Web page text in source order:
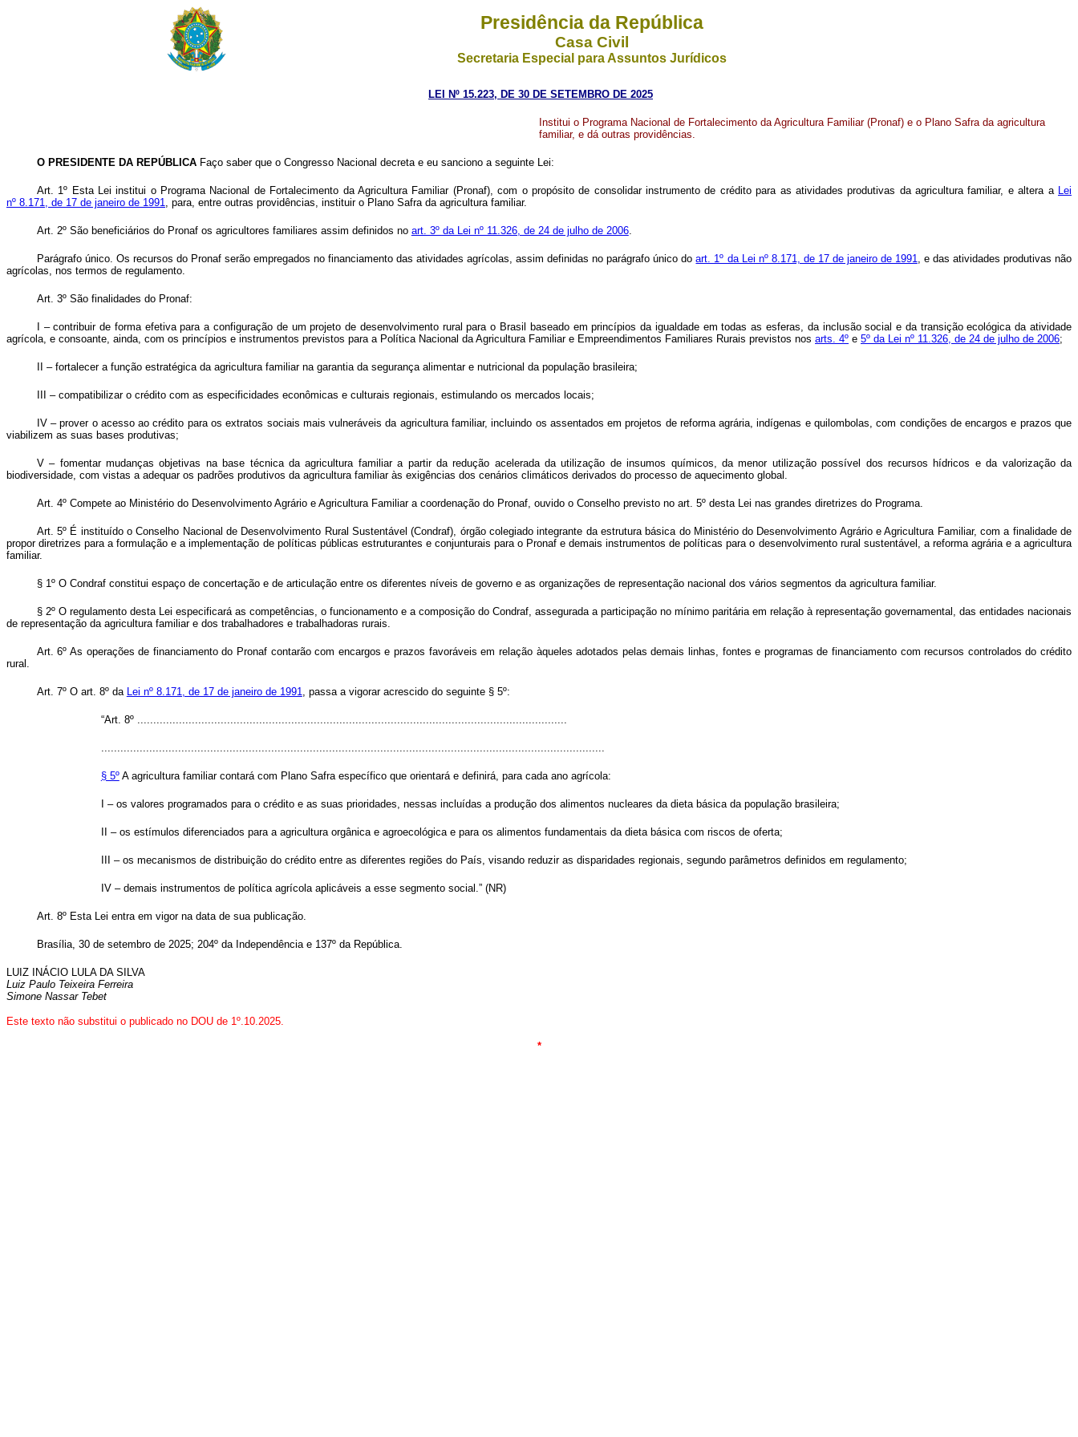
Presidência da República
Casa Civil
Secretaria Especial para Assuntos Jurídicos
LEI Nº 15.223, DE 30 DE SETEMBRO DE 2025
Institui o Programa Nacional de Fortalecimento da Agricultura Familiar (Pronaf) e o Plano Safra da agricultura
familiar, e dá outras providências.
O PRESIDENTE DA REPÚBLICAFaço saber que o Congresso Nacional decreta e eu sanciono a seguinte Lei:
Art. 1º Esta Lei institui o Programa Nacional de Fortalecimento da Agricultura Familiar (Pronaf), com o propósito de consolidar instrumento de crédito para as atividades produtivas da agricultura familiar, e altera a Lei
nº 8.171, de 17 de janeiro de 1991, para, entre outras providências, instituir o Plano Safra da agricultura familiar.
Art. 2º São beneficiários do Pronaf os agricultores familiares assim definidos no art. 3º da Lei nº 11.326, de 24 de julho de 2006.
Parágrafo único. Os recursos do Pronaf serão empregados no financiamento das atividades agrícolas, assim definidas no parágrafo único doart. 1º da Lei nº 8.171, de 17 de janeiro de 1991, e das atividades produtivas não
agrícolas, nos termos de regulamento.
Art. 3º São finalidades do Pronaf:
I – contribuir de forma efetiva para a configuração de um projeto de desenvolvimento rural para o Brasil baseado em princípios da igualdade em todas as esferas, da inclusão social e da transição ecológica da atividade
agrícola, e consoante, ainda, com os princípios e instrumentos previstos para a Política Nacional da Agricultura Familiar e Empreendimentos Familiares Rurais previstos nos arts. 4º e 5º da Lei nº 11.326, de 24 de julho de 2006;
II – fortalecer a função estratégica da agricultura familiar na garantia da segurança alimentar e nutricional da população brasileira;
III – compatibilizar o crédito com as especificidades econômicas e culturais regionais, estimulando os mercados locais;
IV – prover o acesso ao crédito para os extratos sociais mais vulneráveis da agricultura familiar, incluindo os assentados em projetos de reforma agrária, indígenas e quilombolas, com condições de encargos e prazos que
viabilizem as suas bases produtivas;
V – fomentar mudanças objetivas na base técnica da agricultura familiar a partir da redução acelerada da utilização de insumos químicos, da menor utilização possível dos recursos hídricos e da valorização da
biodiversidade, com vistas a adequar os padrões produtivos da agricultura familiar às exigências dos cenários climáticos derivados do processo de aquecimento global.
Art. 4º Compete ao Ministério do Desenvolvimento Agrário e Agricultura Familiar a coordenação do Pronaf, ouvido o Conselho previsto no art. 5º desta Lei nas grandes diretrizes do Programa.
Art. 5º É instituído o Conselho Nacional de Desenvolvimento Rural Sustentável (Condraf), órgão colegiado integrante da estrutura básica do Ministério do Desenvolvimento Agrário e Agricultura Familiar, com a finalidade de
propor diretrizes para a formulação e a implementação de políticas públicas estruturantes e conjunturais para o Pronaf e demais instrumentos de políticas para o desenvolvimento rural sustentável, a reforma agrária e a agricultura
familiar.
§ 1º O Condraf constitui espaço de concertação e de articulação entre os diferentes níveis de governo e as organizações de representação nacional dos vários segmentos da agricultura familiar.
§ 2º O regulamento desta Lei especificará as competências, o funcionamento e a composição do Condraf, assegurada a participação no mínimo paritária em relação à representação governamental, das entidades nacionais
de representação da agricultura familiar e dos trabalhadores e trabalhadoras rurais.
Art. 6º As operações de financiamento do Pronaf contarão com encargos e prazos favoráveis em relação àqueles adotados pelas demais linhas, fontes e programas de financiamento com recursos controlados do crédito
rural.
Art. 7º O art. 8º da Lei nº 8.171, de 17 de janeiro de 1991, passa a vigorar acrescido do seguinte § 5º:
“Art. 8º ......................................................................................................................................
.............................................................................................................................................................
§ 5ºA agricultura familiar contará com Plano Safra específico que orientará e definirá, para cada ano agrícola:
I – os valores programados para o crédito e as suas prioridades, nessas incluídas a produção dos alimentos nucleares da dieta básica da população brasileira;
II – os estímulos diferenciados para a agricultura orgânica e agroecológica e para os alimentos fundamentais da dieta básica com riscos de oferta;
III – os mecanismos de distribuição do crédito entre as diferentes regiões do País, visando reduzir as disparidades regionais, segundo parâmetros definidos em regulamento;
IV – demais instrumentos de política agrícola aplicáveis a esse segmento social.” (NR)
Art. 8ºEsta Lei entra em vigor na data de sua publicação.
Brasília, 30 de setembro de 2025; 204º da Independência e 137º da República.
LUIZ INÁCIO LULA DA SILVA
Luiz Paulo Teixeira Ferreira
Simone Nassar Tebet
Este texto não substitui o publicado no DOU de 1º.10.2025.
*